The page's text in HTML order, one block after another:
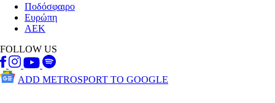
Ποδόσφαιρο
Ευρώπη
ΑΕΚ
FOLLOW US
ADD METROSPORT TO GOOGLE